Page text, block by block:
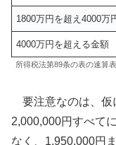
1800万円を超え4000万
4000万円を超える金額
所得税法第89条の表の速算表
要注意なのは、仮
2,000,000円すべて
なく、1,950,000円